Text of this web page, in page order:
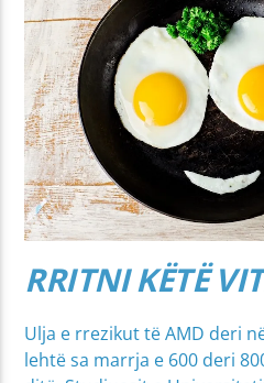
RRITNI KËTË
Ulja e rrezikut të AMD deri
lehtë sa marrja e 600 deri